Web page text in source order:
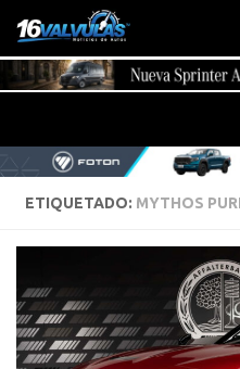
Saltar al contenido
ETIQUETADO: MYTHOS